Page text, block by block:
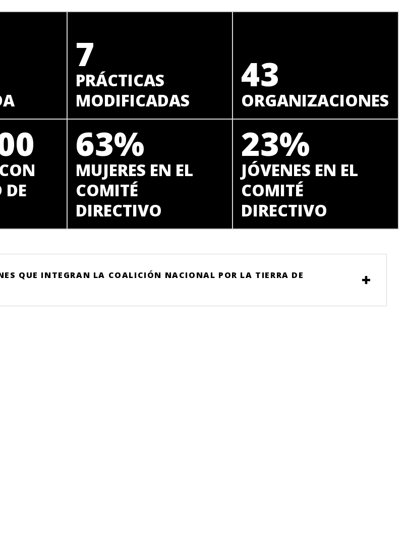
7
PRÁCTICAS
MODIFICADAS
43
ORGANIZACIONES
DE
63%
MUJERES EN EL
COMITÉ
DIRECTIVO
23%
JÓVENES EN EL
COMITÉ
DIRECTIVO
QUE INTEGRAN LA COALICIÓN NACIONAL POR LA TIERRA DE